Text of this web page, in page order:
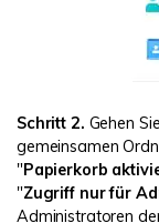
Schritt 2. Gehen
gemeinsamen
"Papierkorb
"Zugriff nur für
Administratoren